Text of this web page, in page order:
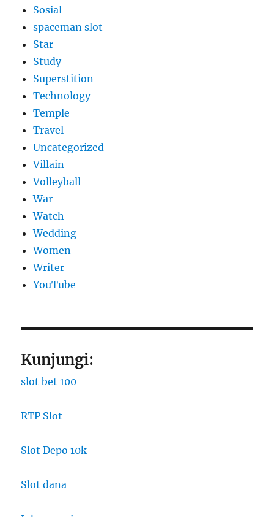
Sosial
spaceman slot
Star
Study
Superstition
Technology
Temple
Travel
Uncategorized
Villain
Volleyball
War
Watch
Wedding
Women
Writer
YouTube
Kunjungi:
slot bet 100
RTP Slot
Slot Depo 10k
Slot dana